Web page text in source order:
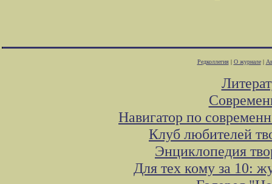
Редколлегия| О журнале|
Навигатор по
Клуб любителей
Энциклопедия
Для тех кому за 10: